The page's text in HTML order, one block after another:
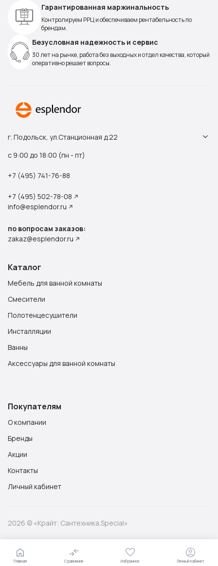
Главная Личный кабинет
Сравнение Избранное
Гарантированная маржинальность
Контролируем РРЦ и обеспечиваем рентабельность по
брендам.
Безусловная надежность и сервис
30 лет на рынке, работа без выходных и отдел качества, который
оперативно решает вопросы.
г. Подольск, ул.Станционная д.22
с 9:00 до 18:00 (пн - пт)
+7 (495) 741-76-88
+7 (495) 502-78-08
info@esplendor.ru
по вопросам заказов:
zakaz@esplendor.ru
Каталог
Мебель для ванной комнаты
Смесители
Полотенцесушители
Инсталляции
Ванны
Аксессуары для ванной комнаты
Покупателям
О компании
Бренды
Акции
Контакты
Личный кабинет
2026 © «Крайт: Сантехника.Special»